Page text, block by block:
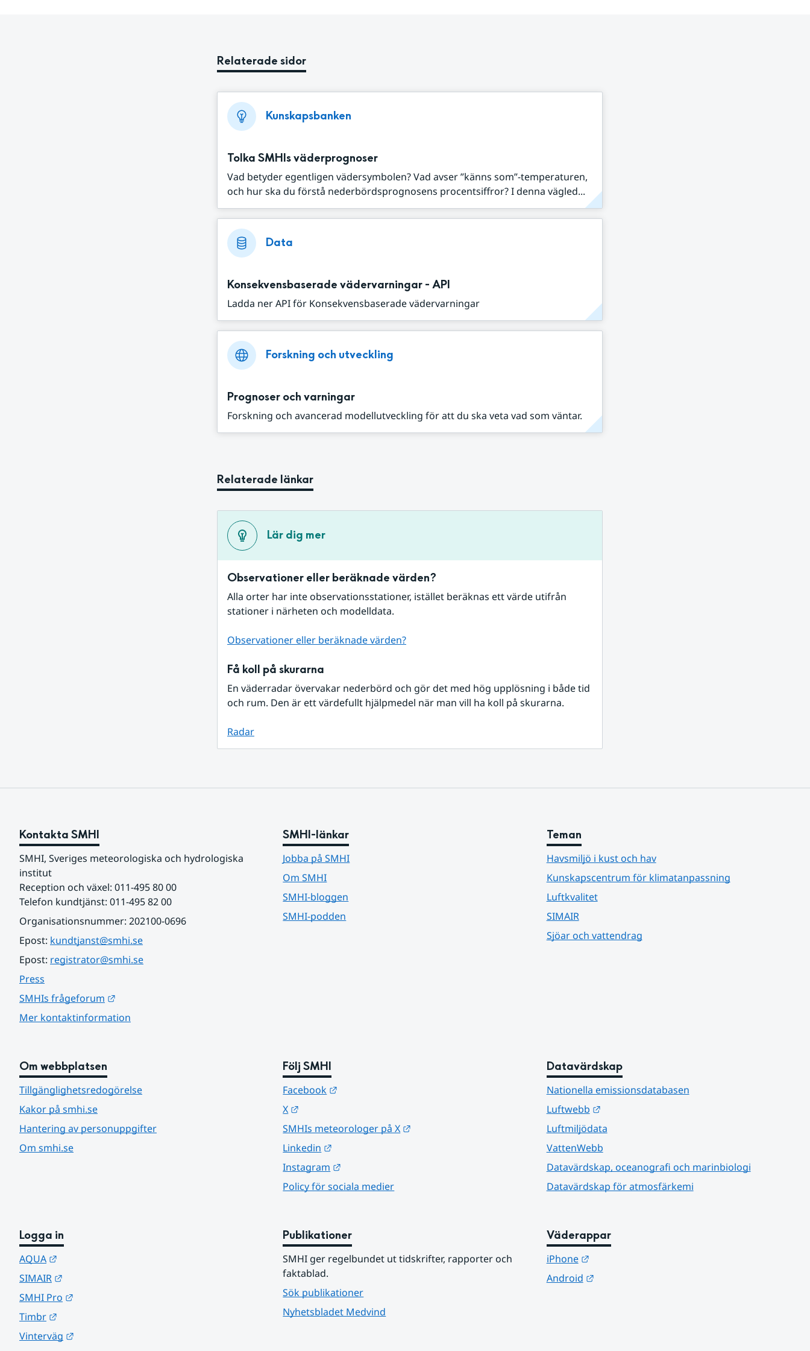
Relaterade sidor
Kunskapsbanken
Tolka SMHIs väderprognoser
Vad betyder egentligen vädersymbolen? Vad avser ”känns som”-temperaturen,
och hur ska du förstå nederbördsprognosens procentsiffror? I denna vägled...
Data
Konsekvensbaserade vädervarningar - API
Ladda ner API för Konsekvensbaserade vädervarningar
Forskning och utveckling
Prognoser och varningar
Forskning och avancerad modellutveckling för att du ska veta vad som väntar.
Relaterade länkar
Lär dig mer
Observationer eller beräknade värden?
Alla orter har inte observationsstationer, istället beräknas ett värde utifrån
stationer i närheten och modelldata.
Observationer eller beräknade värden?
Få koll på skurarna
En väderradar övervakar nederbörd och gör det med hög upplösning i både tid
och rum. Den är ett värdefullt hjälpmedel när man vill ha koll på skurarna.
Radar
Kontakta SMHI
SMHI, Sveriges meteorologiska och hydrologiska
institut
Reception och växel: 011-495 80 00
Telefon kundtjänst: 011-495 82 00
Organisationsnummer: 202100-0696
Epost: kundtjanst@smhi.se
Epost: registrator@smhi.se
Press
SMHIs frågeforum
Mer kontaktinformation
SMHI-länkar
Jobba på SMHI
Om SMHI
SMHI-bloggen
SMHI-podden
Teman
Havsmiljö i kust och hav
Kunskapscentrum för klimatanpassning
Luftkvalitet
SIMAIR
Sjöar och vattendrag
Om webbplatsen
Tillgänglighetsredogörelse
Kakor på smhi.se
Hantering av personuppgifter
Om smhi.se
Följ SMHI
Facebook
X
SMHIs meteorologer på X
Linkedin
Instagram
Policy för sociala medier
Datavärdskap
Nationella emissionsdatabasen
Luftwebb
Länk till annan webbplats.
Luftmiljödata
VattenWebb
Datavärdskap, oceanografi och marinbiologi
Datavärdskap för atmosfärkemi
Logga in
AQUA
SIMAIR
SMHI Pro
Timbr
Vinterväg
Publikationer
SMHI ger regelbundet ut tidskrifter, rapporter och
faktablad.
Sök publikationer
Nyhetsbladet Medvind
Väderappar
iPhone
Länk till annan webbplats.
Android
Länk till annan webbplats.